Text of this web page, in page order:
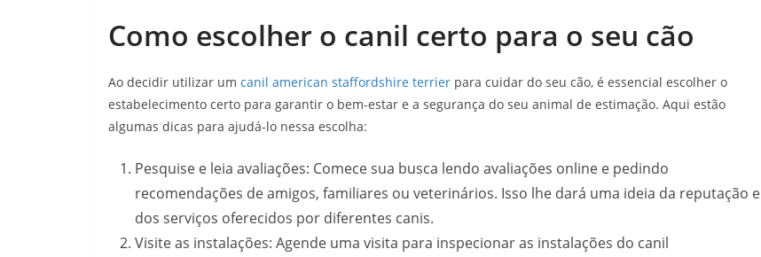
Como escolher o canil certo para o seu cão
Ao decidir utilizar um canil american staffordshire terrier para cuidar do seu cão, é essencial escolher o
estabelecimento certo para garantir o bem-estar e a segurança do seu animal de estimação. Aqui estão
algumas dicas para ajudá-lo nessa escolha:
Pesquise e leia avaliações: Comece sua busca lendo avaliações online e pedindo
recomendações de amigos, familiares ou veterinários. Isso lhe dará uma ideia da reputação e
dos serviços oferecidos por diferentes canis.
Visite as instalações: Agende uma visita para inspecionar as instalações do canil